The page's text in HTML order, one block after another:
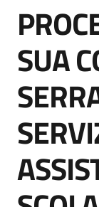
Bandi
e
di
Supporto
Piattaforme
Salta al
SUA